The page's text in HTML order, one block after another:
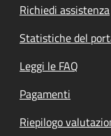
Richiedi assistenza
Statistiche del
Leggi le FAQ
Pagamenti
Riepilogo